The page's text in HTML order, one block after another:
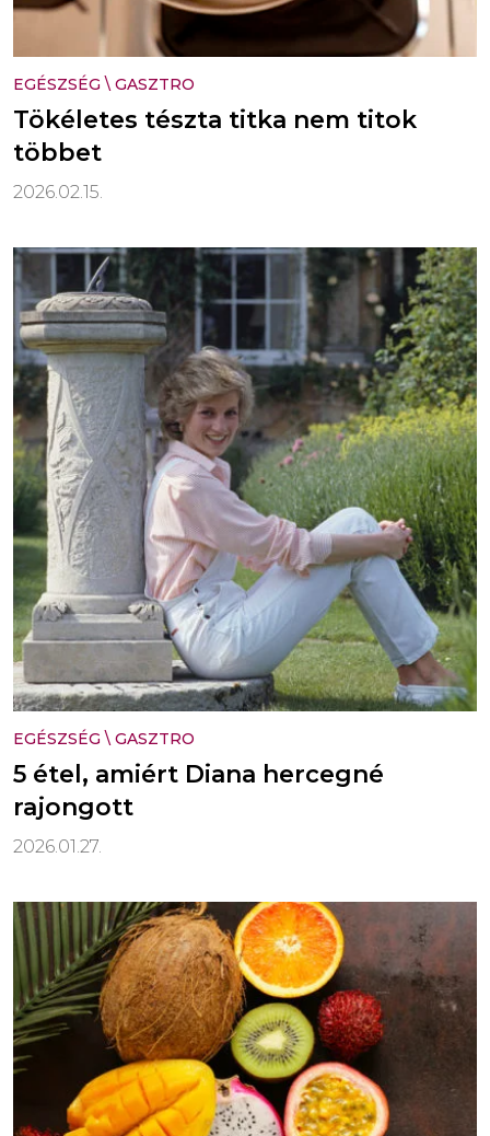
EGÉSZSÉG \ GASZTRO
Tökéletes tészta titka nem titok
többet
2026.02.15.
EGÉSZSÉG \ GASZTRO
5 étel, amiért Diana hercegné
rajongott
2026.01.27.